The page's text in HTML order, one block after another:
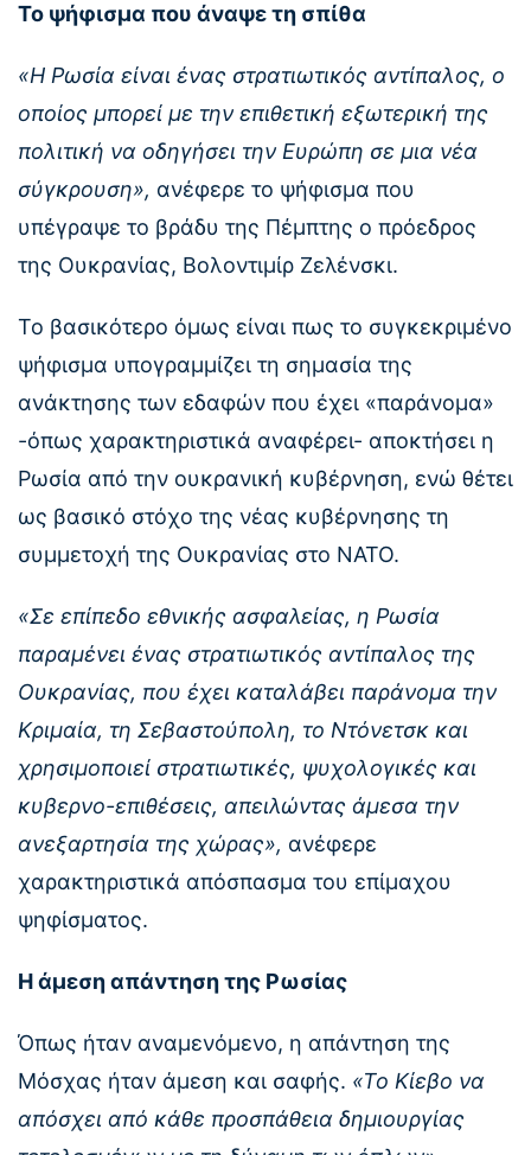
Το ψήφισμα που άναψε τη σπίθα
«Η Ρωσία είναι ένας στρατιωτικός αντίπαλος, ο
οποίος μπορεί με την επιθετική εξωτερική της
πολιτική να οδηγήσει την Ευρώπη σε μια νέα
σύγκρουση», ανέφερε το ψήφισμα που
υπέγραψε το βράδυ της Πέμπτης ο πρόεδρος
της Ουκρανίας, Βολοντιμίρ Ζελένσκι.
Το βασικότερο όμως είναι πως το συγκεκριμένο
ψήφισμα υπογραμμίζει τη σημασία της
ανάκτησης των εδαφών που έχει «παράνομα»
-όπως χαρακτηριστικά αναφέρει- αποκτήσει η
Ρωσία από την ουκρανική κυβέρνηση, ενώ θέτει
ως βασικό στόχο της νέας κυβέρνησης τη
συμμετοχή της Ουκρανίας στο ΝΑΤΟ.
«Σε επίπεδο εθνικής ασφαλείας, η Ρωσία
παραμένει ένας στρατιωτικός αντίπαλος της
Ουκρανίας, που έχει καταλάβει παράνομα την
Κριμαία, τη Σεβαστούπολη, το Ντόνετσκ και
χρησιμοποιεί στρατιωτικές, ψυχολογικές και
κυβερνο-επιθέσεις, απειλώντας άμεσα την
ανεξαρτησία της χώρας», ανέφερε
χαρακτηριστικά απόσπασμα του επίμαχου
ψηφίσματος.
Η άμεση απάντηση της Ρωσίας
Όπως ήταν αναμενόμενο, η απάντηση της
Μόσχας ήταν άμεση και σαφής. «Το Κίεβο να
απόσχει από κάθε προσπάθεια δημιουργίας